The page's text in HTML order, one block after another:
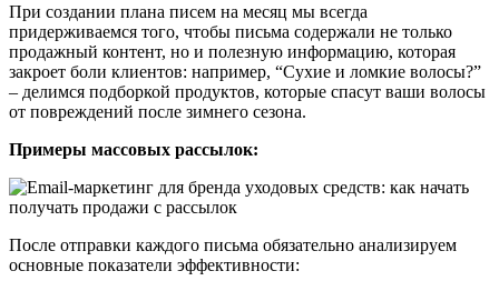
При создании плана писем на месяц мы всегда
придерживаемся того, чтобы письма содержали не только
продажный контент, но и полезную информацию, которая
закроет боли клиентов: например, “Сухие и ломкие волосы?”
– делимся подборкой продуктов, которые спасут ваши волосы
от повреждений после зимнего сезона.
Примеры массовых рассылок:
После отправки каждого письма обязательно анализируем
основные показатели эффективности: